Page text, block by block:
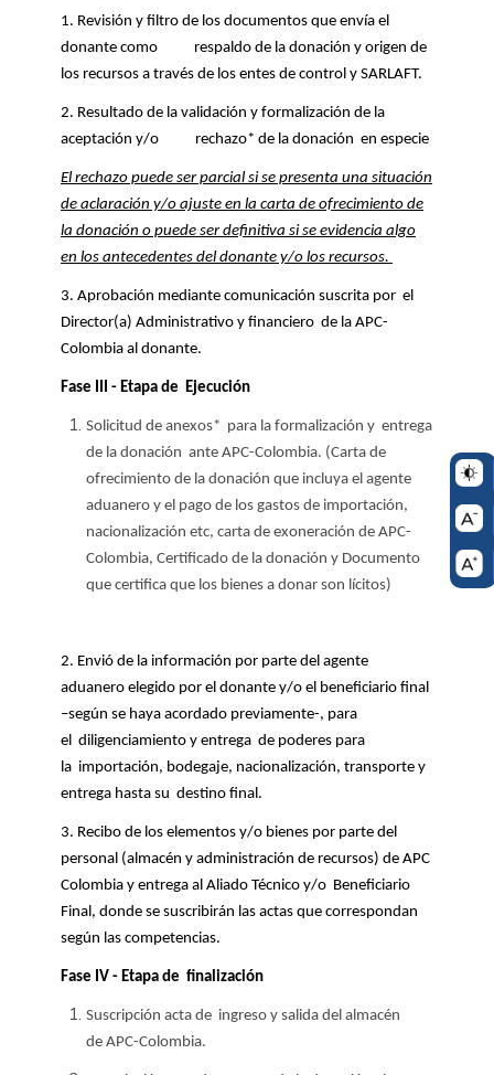
1. Revisión y filtro de los documentos que envía el
donante como respaldo de la donación y origen de
los recursos a través de los entes de control y SARLAFT.
2. Resultado de la validación y formalización de la
aceptación y/o rechazo* de la donación en especie
El rechazo puede ser parcial si se presenta una situación
de aclaración y/o ajuste en la carta de ofrecimiento de
la donación o puede ser definitiva si se evidencia algo
en los antecedentes del donante y/o los recursos.
3. Aprobación mediante comunicación suscrita por el
Director(a) Administrativo y financiero de la APC-
Colombia al donante.
Fase III - Etapa de Ejecución
Solicitud de anexos* para la formalización y entrega
de la donación ante APC-Colombia. (Carta de
ofrecimiento de la donación que incluya el agente
aduanero y el pago de los gastos de importación,
nacionalización etc, carta de exoneración de APC-
Colombia, Certificado de la donación y Documento
que certifica que los bienes a donar son lícitos)
2. Envió de la información por parte del agente
aduanero elegido por el donante y/o el beneficiario final
–según se haya acordado previamente-, para
el diligenciamiento y entrega de poderes para
la importación, bodegaje, nacionalización, transporte y
entrega hasta su destino final.
3. Recibo de los elementos y/o bienes por parte del
personal (almacén y administración de recursos) de APC
Colombia y entrega al Aliado Técnico y/o Beneficiario
Final, donde se suscribirán las actas que correspondan
según las competencias.
Fase IV - Etapa de finalización
Suscripción acta de ingreso y salida del almacén
de APC-Colombia.